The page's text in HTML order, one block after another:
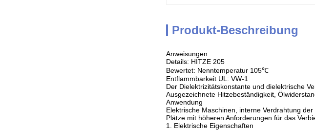
Produkt-Beschreibung
Anweisungen
Details: HITZE 205
Bewertet: Nenntemperatur 105℃
Entflammbarkeit UL: VW-1
Der Dielektrizitätskonstante und dielektrische
Ausgezeichnete Hitzebeständigkeit,
Anwendung
Elektrische Maschinen, interne Verdrahtung
Plätze mit höheren Anforderungen für das
1. Elektrische Eigenschaften